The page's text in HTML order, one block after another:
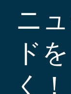
ニ
ド
く